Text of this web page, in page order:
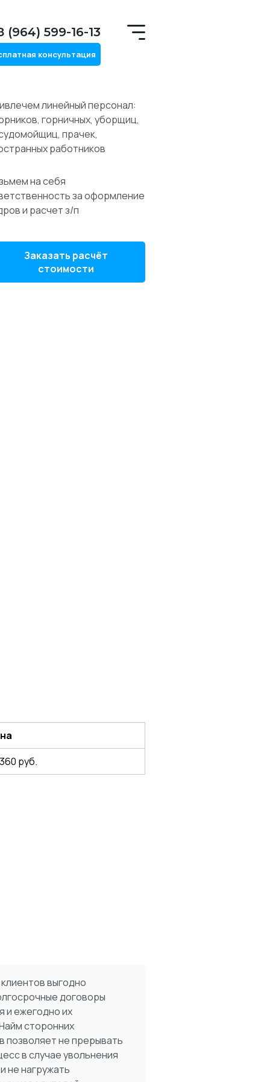
(964) 599-16-13
консультация
линейный персонал:
горничных, уборщиц,
прачек,
работников
на себя
за оформление
и расчет з/п
Заказать расчёт
стоимости
руб.
выгодно
договоры
и ежегодно их
сторонних
позволяет не прерывать
в случае увольнения
не нагружать